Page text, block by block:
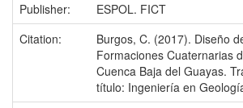
Publisher:
ESPOL. FICT
Citation:
Burgos, C. (2017). Diseño
Formaciones Cuaternarias
Cuenca Baja del Guayas.
título: Ingeniería en